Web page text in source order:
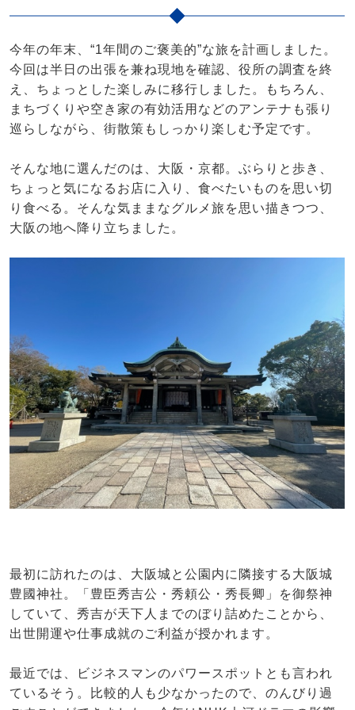
今年の年末、“1年間のご褒美的”な旅を計画しました。
今回は半日の出張を兼ね現地を確認、役所の調査を終
え、ちょっとした楽しみに移行しました。もちろん、
まちづくりや空き家の有効活用などのアンテナも張り
巡らしながら、街散策もしっかり楽しむ予定です。
そんな地に選んだのは、大阪・京都。ぶらりと歩き、
ちょっと気になるお店に入り、食べたいものを思い切
り食べる。そんな気ままなグルメ旅を思い描きつつ、
大阪の地へ降り立ちました。
最初に訪れたのは、大阪城と公園内に隣接する大阪城
豊國神社。「豊臣秀吉公・秀頼公・秀長卿」を御祭神
していて、秀吉が天下人までのぼり詰めたことから、
出世開運や仕事成就のご利益が授かれます。
最近では、ビジネスマンのパワースポットとも言われ
ているそう。比較的人も少なかったので、のんびり過